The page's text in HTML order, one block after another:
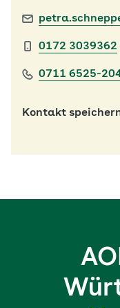
0172 3039362
0711 6525-
Kontakt